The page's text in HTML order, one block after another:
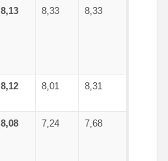
8,13 8,33 8,33
8,12 8,01 8,31
8,08 7,24 7,68